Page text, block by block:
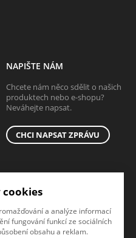
NAPIŠTE NÁM
Chcete nám něco sdělit o našich
produktech nebo e-shopu?
Neváhejte napsat.
CHCI NAPSAT ZPRÁVU
cookies
a analýze informací
fungování funkcí ze sociálních
obsahu a reklam.